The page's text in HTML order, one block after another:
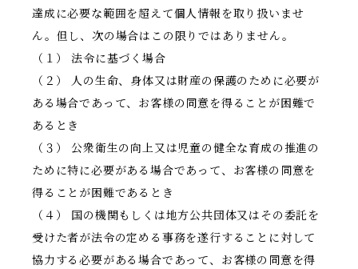
達成に必要な範囲を超えて個人情報を取り扱いませ
ん。但し、次の場合はこの限りではありません。
（１） 法令に基づく場合
（２） 人の生命、身体又は財産の保護のために必要が
ある場合であって、お客様の同意を得ることが困難で
あるとき
（３） 公衆衛生の向上又は児童の健全な育成の推進の
ために特に必要がある場合であって、お客様の同意を
得ることが困難であるとき
（４） 国の機関もしくは地方公共団体又はその委託を
受けた者が法令の定める事務を遂行することに対して
協力する必要がある場合であって、お客様の同意を得